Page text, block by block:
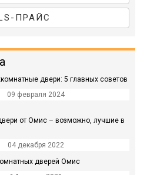
ПРАЙС
двери: 5 главных советов
09 февраля 2024
от Омис – возможно, лучшие в
04 декабря 2022
дверей Омис